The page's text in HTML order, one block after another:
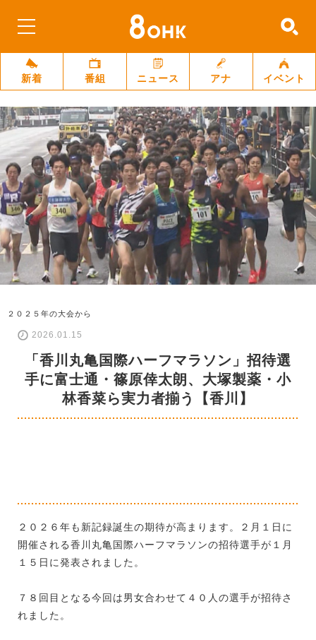
新着 番組 ニュース アナ イベント
２０２５年の大会から
2026.01.15
「香川丸亀国際ハーフマラソン」招待選
手に富士通・篠原倖太朗、大塚製薬・小
林香菜ら実力者揃う【香川】
２０２６年も新記録誕生の期待が高まります。２月１日に
開催される香川丸亀国際ハーフマラソンの招待選手が１月
１５日に発表されました。
７８回目となる今回は男女合わせて４０人の選手が招待さ
れました。